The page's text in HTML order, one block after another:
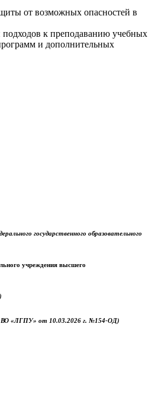
от возможных опасностей в
подходов к преподаванию учебных
и дополнительных
государственного образовательного
учреждения высшего
«ЛГПУ» от 10.03.2026 г. №154-ОД)